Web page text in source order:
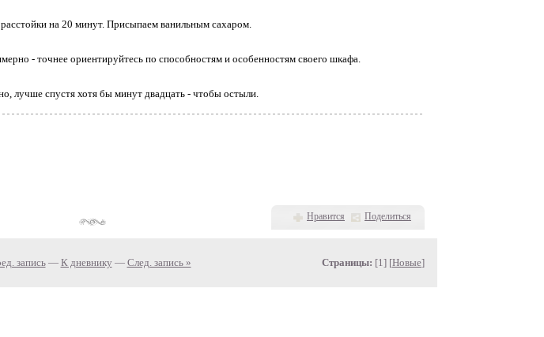
на 20 минут. Присыпаем ванильным сахаром.
- точнее ориентируйтесь по способностям и особенностям своего шкафа.
лучше спустя хотя бы минут двадцать - чтобы остыли.
Нравится Поделиться
запись— К дневнику — След. запись » Страницы: [1] [Новые]